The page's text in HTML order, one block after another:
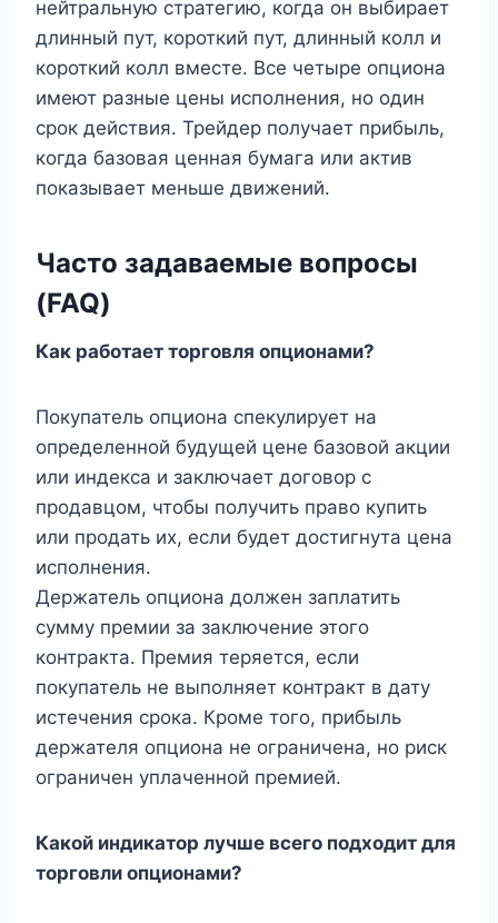
нейтральную стратегию, когда он выбирает
длинный пут, короткий пут, длинный колл и
короткий колл вместе. Все четыре опциона
имеют разные цены исполнения, но один
срок действия. Трейдер получает прибыль,
когда базовая ценная бумага или актив
показывает меньше движений.
Часто задаваемые вопросы
(FAQ)
Как работает торговля опционами?
Покупатель опциона спекулирует на
определенной будущей цене базовой акции
или индекса и заключает договор с
продавцом, чтобы получить право купить
или продать их, если будет достигнута цена
исполнения.
Держатель опциона должен заплатить
сумму премии за заключение этого
контракта. Премия теряется, если
покупатель не выполняет контракт в дату
истечения срока. Кроме того, прибыль
держателя опциона не ограничена, но риск
ограничен уплаченной премией.
Какой индикатор лучше всего подходит для
торговли опционами?